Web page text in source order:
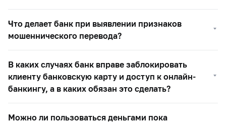
Что делает банк при выявлении признаков
мошеннического перевода?
В каких случаях банк вправе заблокировать
клиенту банковскую карту и доступ к онлайн-
банкингу, а в каких обязан это сделать?
Можно ли пользоваться деньгами пока